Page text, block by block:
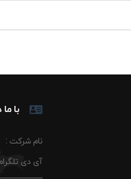
طوسی هم ترکیب جذابی
با
نام شرکت :
آی دی